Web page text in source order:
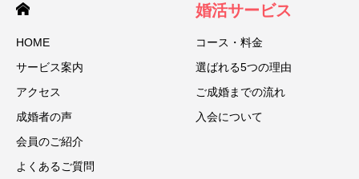
HOME
サービス案内
アクセス
成婚者の声
会員のご紹介
よくあるご質問
婚活サービス
コース・料金
選ばれる5つの理由
ご成婚までの流れ
入会について